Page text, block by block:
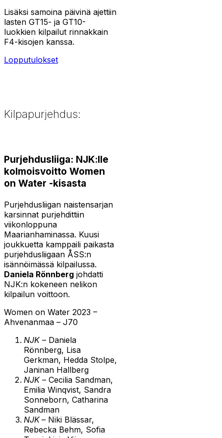
Lisäksi samoina päivinä ajettiin
lasten GT15- ja GT10-
luokkien kilpailut rinnakkain
F4-kisojen kanssa.
Lopputulokset
Kilpapurjehdus:
Purjehdusliiga: NJK:lle
kolmoisvoitto Women
on Water -kisasta
Purjehdusliigan naistensarjan
karsinnat purjehdittiin
viikonloppuna
Maarianhaminassa. Kuusi
joukkuetta kamppaili paikasta
purjehdusliigaan ÅSS:n
isännöimässä kilpailussa.
Daniela Rönnberg johdatti
NJK:n kokeneen nelikon
kilpailun voittoon.
Women on Water 2023 –
Ahvenanmaa – J70
NJK– Daniela
Rönnberg, Lisa
Gerkman, Hedda Stolpe,
Janinan Hallberg
NJK– Cecilia Sandman,
Emilia Winqvist, Sandra
Sonneborn, Catharina
Sandman
NJK – Niki Blässar,
Rebecka Behm, Sofia